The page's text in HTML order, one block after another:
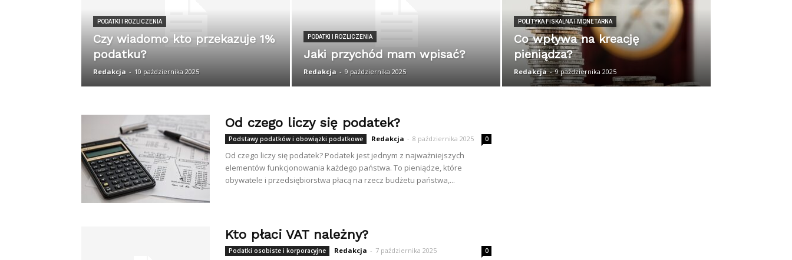
PODATKI I ROZLICZENIA
Czy wiadomo kto przekazuje 1%
podatku?
Redakcja - 10 października 2025
PODATKI I ROZLICZENIA
Jaki przychód mam wpisać?
Redakcja - 9 października 2025
POLITYKA FISKALNA I MONETARNA
Co wpływa na kreację
pieniądza?
Redakcja - 9 października 2025
Od czego liczy się podatek?
Podstawy podatków i obowiązki podatkowe Redakcja - 8 października 2025 0
Od czego liczy się podatek? Podatek jest jednym z najważniejszych
elementów funkcjonowania każdego państwa. To pieniądze, które
obywatele i przedsiębiorstwa płacą na rzecz budżetu państwa,...
Kto płaci VAT należny?
Podatki osobiste i korporacyjne Redakcja - 7 października 2025 0